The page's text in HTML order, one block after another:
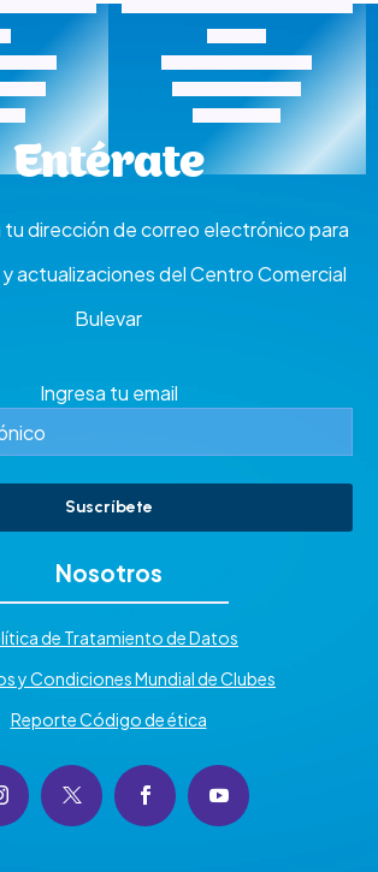
Autentica’s
Entérate
dirección de correo electrónico para
actualizaciones del Centro Comercial
Bulevar
Ingresa tu email
Suscríbete
Nosotros
de Tratamiento de Datos
y Condiciones Mundial de Clubes
Reporte Código de ética